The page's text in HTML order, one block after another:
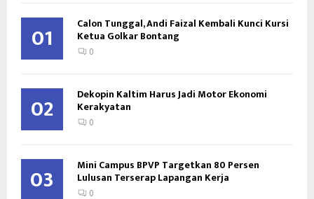
01 Calon Tunggal, Andi Faizal Kembali Kunci Kursi
Ketua Golkar Bontang
0
02 Dekopin Kaltim Harus Jadi Motor Ekonomi
Kerakyatan
0
03 Mini Campus BPVP Targetkan 80 Persen
Lulusan Terserap Lapangan Kerja
0